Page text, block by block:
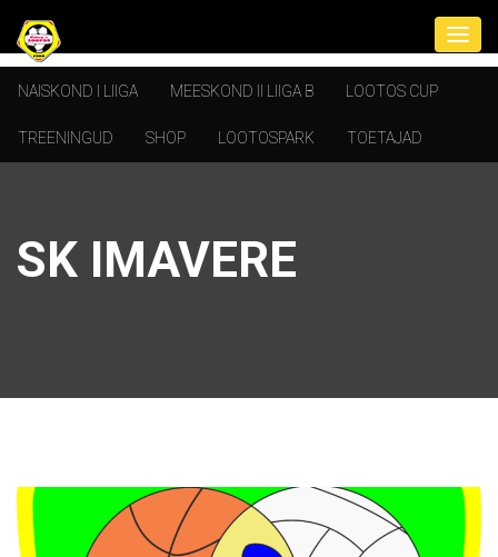
NAISKOND I LIIGA MEESKOND II LIIGA B LOOTOS CUP
TREENINGUD SHOP LOOTOSPARK TOETAJAD
SK IMAVERE